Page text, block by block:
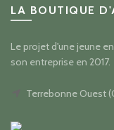
LA BOUTIQUE
Le projet d'une jeune
son entreprise en 2017.
Terrebonne Ouest